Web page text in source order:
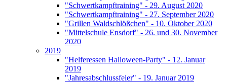
"Schwertkampftraining" - 29. August 2020
"Schwertkampftraining" - 27. September 2020
"Grillen Waldschlößchen" - 10. Oktober 2020
"Mittelschule Ensdorf" - 26. und 30. November
2020
2019
"Helferessen Halloween-Party" - 12. Januar
2019
"Jahresabschlussfeier" - 19. Januar 2019